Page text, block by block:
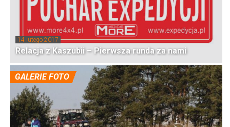
14 lutego 2017
Relacja z Kaszubii – Pierwsza runda za nami
GALERIE FOTO